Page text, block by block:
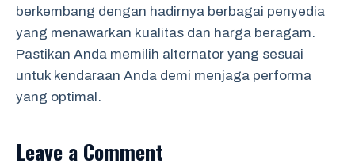
berkembang dengan hadirnya berbagai penyedia
yang menawarkan kualitas dan harga beragam.
Pastikan Anda memilih alternator yang sesuai
untuk kendaraan Anda demi menjaga performa
yang optimal.
Leave a Comment